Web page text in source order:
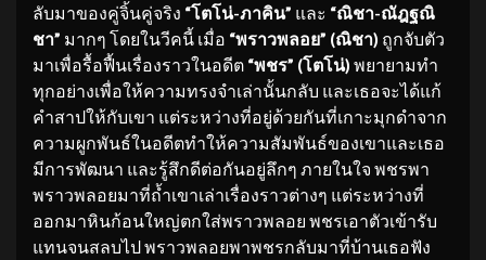
ลับมาของคู่จิ้นคู่จริง “โตโน่-ภาคิน” และ “ณิชา-ณัฎฐณิ
ชา” มากๆ โดยในวีคนี้ เมื่อ “พราวพลอย” (ณิชา) ถูกจับตัว
มาเพื่อรื้อฟื้นเรื่องราวในอดีต “พชร” (โตโน่) พยายามทำ
ทุกอย่างเพื่อให้ความทรงจำเล่านั้นกลับ และเธอจะได้แก้
คำสาปให้กับเขา แต่ระหว่างที่อยู่ด้วยกันที่เกาะมุกดำจาก
ความผูกพันธ์ในอดีตทำให้ความสัมพันธ์ของเขาและเธอ
มีการพัฒนา และรู้สึกดีต่อกันอยู่ลึกๆ ภายในใจ พชรพา
พราวพลอยมาที่ถ้ำเขาเล่าเรื่องราวต่างๆ แต่ระหว่างที่
ออกมาหินก้อนใหญ่ตกใส่พราวพลอย พชรเอาตัวเข้ารับ
แทนจนสลบไป พราวพลอยพาพชรกลับมาที่บ้านเธอฟัง